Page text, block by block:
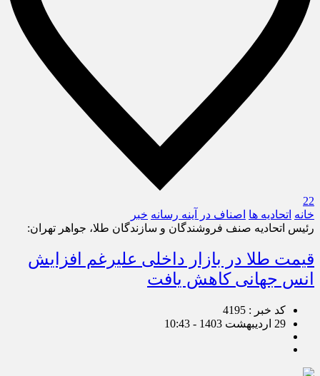
22
خانه اتحادیه ها اصناف در آینه رسانه خبر
رئیس اتحادیه صنف فروشندگان و سازندگان طلا، جواهر تهران:
قیمت طلا در بازار داخلی علیرغم افزایش
انس جهانی کاهش یافت
کد خبر : 4195
29 اردیبهشت 1403 - 10:43